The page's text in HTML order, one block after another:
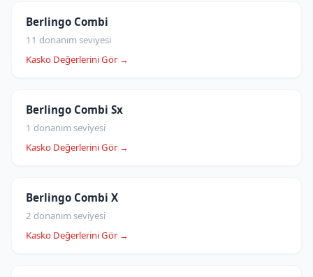
Berlingo Combi
11 donanım seviyesi
Kasko Değerlerini Gör →
Berlingo Combi Sx
1 donanım seviyesi
Kasko Değerlerini Gör →
Berlingo Combi X
2 donanım seviyesi
Kasko Değerlerini Gör →